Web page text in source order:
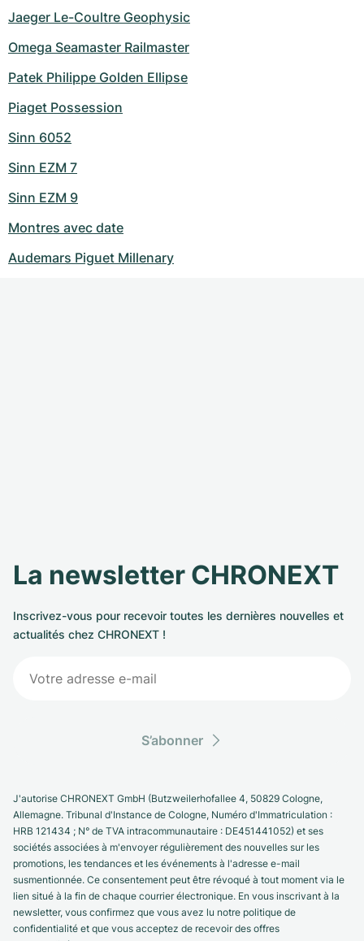
Jaeger Le-Coultre Geophysic
Omega Seamaster Railmaster
Patek Philippe Golden Ellipse
Piaget Possession
Sinn 6052
Sinn EZM 7
Sinn EZM 9
Montres avec date
Audemars Piguet Millenary
La newsletter CHRONEXT
Inscrivez-vous pour recevoir toutes les dernières nouvelles et
actualités chez CHRONEXT !
S’abonner
J'autorise CHRONEXT GmbH (Butzweilerhofallee 4, 50829 Cologne,
Allemagne. Tribunal d'Instance de Cologne, Numéro d'Immatriculation :
HRB 121434 ; N° de TVA intracommunautaire : DE451441052) et ses
sociétés associées à m'envoyer régulièrement des nouvelles sur les
promotions, les tendances et les événements à l'adresse e-mail
susmentionnée. Ce consentement peut être révoqué à tout moment via le
lien situé à la fin de chaque courrier électronique. En vous inscrivant à la
newsletter, vous confirmez que vous avez lu notre politique de
confidentialité et que vous acceptez de recevoir des offres